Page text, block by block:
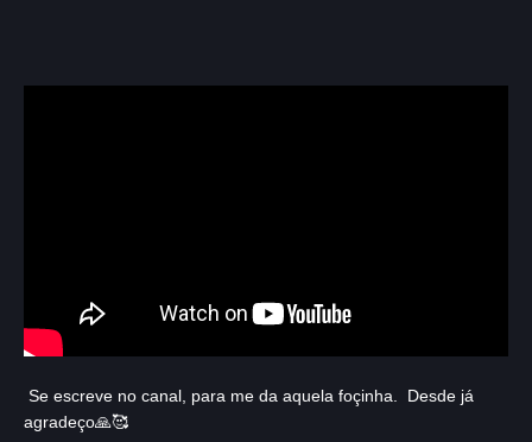
Se escreve no canal, para me da aquela foçinha. Desde já
agradeço🙏🥰